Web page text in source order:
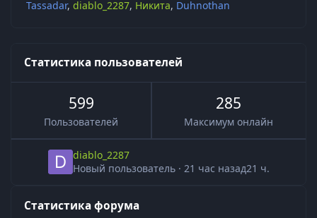
Tassadar diablo_2287 Никита Duhnothan
Статистика пользователей
599
Пользователей
285
Максимум онлайн
diablo_2287
Новый пользователь · 21 час назад21 ч.
Статистика форума